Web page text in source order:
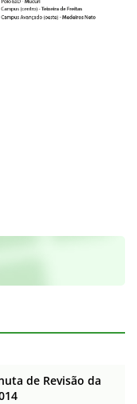
de Revisão da